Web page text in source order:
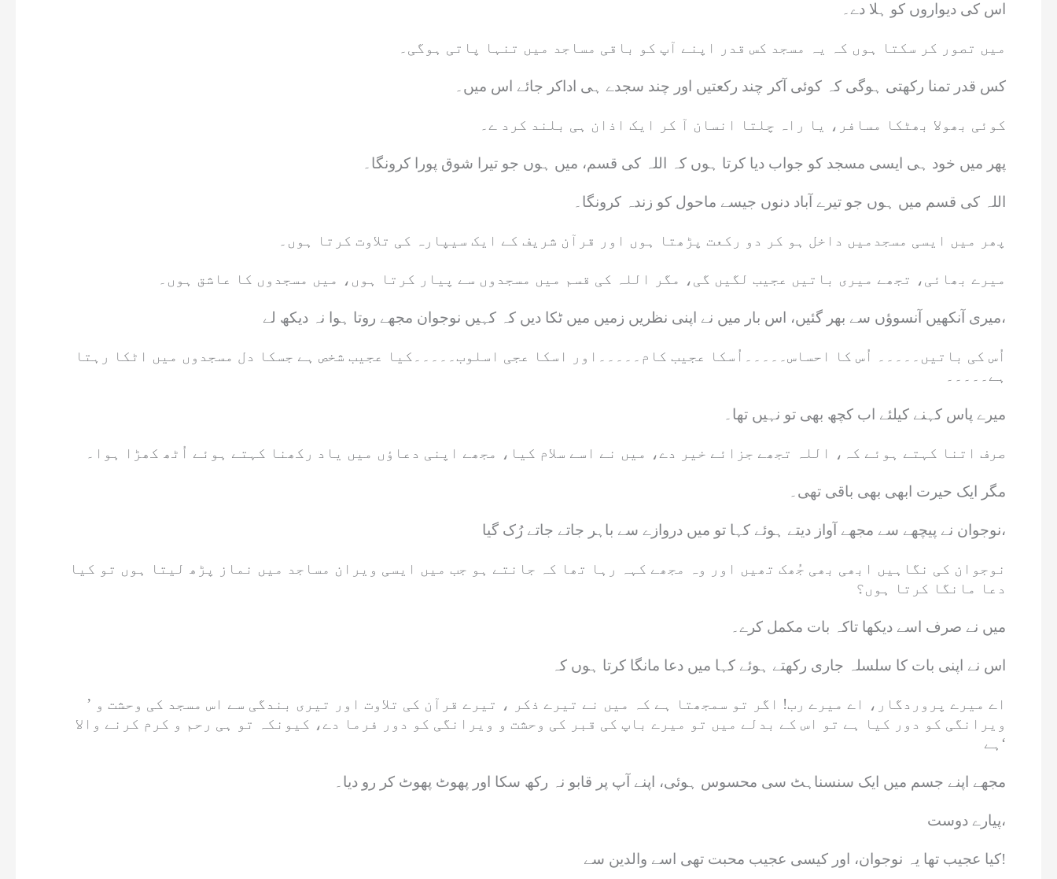
اس کی دیواروں کو ہلا دے۔
میں تصور کر سکتا ہوں کہ یہ مسجد کس قدر اپنے آپ کو باقی مساجد میں تنہا پاتی ہوگی۔
کس قدر تمنا رکھتی ہوگی کہ کوئی آکر چند رکعتیں اور چند سجدے ہی اداکر جائے اس میں۔
کوئی بھولا بھٹکا مسافر، یا راہ چلتا انسان آ کر ایک اذان ہی بلند کرد ے۔
پھر میں خود ہی ایسی مسجد کو جواب دیا کرتا ہوں کہ اللہ کی قسم، میں ہوں جو تیرا شوق پورا کرونگا۔
اللہ کی قسم میں ہوں جو تیرے آباد دنوں جیسے ماحول کو زندہ کرونگا۔
پھر میں ایسی مسجدمیں داخل ہو کر دو رکعت پڑھتا ہوں اور قرآن شریف کے ایک سیپارہ کی تلاوت کرتا ہوں۔
میرے بھائی، تجھے میری باتیں عجیب لگیں گی، مگر اللہ کی قسم میں مسجدوں سے پیار کرتا ہوں، میں مسجدوں کا عاشق ہوں۔
میری آنکھیں آنسوؤں سے بھر گئیں، اس بار میں نے اپنی نظریں زمیں میں ٹکا دیں کہ کہیں نوجوان مجھے روتا ہوا نہ دیکھ لے،
اُس کی باتیں۔۔۔۔۔ اُس کا احساس۔۔۔۔۔اُسکا عجیب کام۔۔۔۔۔اور اسکا عجی اسلوب۔۔۔۔۔کیا عجیب شخص ہے جسکا دل مسجدوں میں اٹکا رہتا
ہے۔۔۔۔۔
میرے پاس کہنے کیلئے اب کچھ بھی تو نہیں تھا۔
صرف اتنا کہتے ہوئے کہ، اللہ تجھے جزائے خیر دے، میں نے اسے سلام کیا، مجھے اپنی دعاؤں میں یاد رکھنا کہتے ہوئے اُٹھ کھڑا ہوا۔
مگر ایک حیرت ابھی بھی باقی تھی۔
نوجوان نے پیچھے سے مجھے آواز دیتے ہوئے کہا تو میں دروازے سے باہر جاتے جاتے رُک گیا،
نوجوان کی نگاہیں ابھی بھی جُھک تھیں اور وہ مجھے کہہ رہا تھا کہ جانتے ہو جب میں ایسی ویران مساجد میں نماز پڑھ لیتا ہوں تو کیا
دعا مانگا کرتا ہوں؟
میں نے صرف اسے دیکھا تاکہ بات مکمل کرے۔
اس نے اپنی بات کا سلسلہ جاری رکھتے ہوئے کہا میں دعا مانگا کرتا ہوں کہ
’ اے میرے پروردگار، اے میرے رب! اگر تو سمجھتا ہے کہ میں نے تیرے ذکر ، تیرے قرآن کی تلاوت اور تیری بندگی سے اس مسجد کی وحشت و
ویرانگی کو دور کیا ہے تو اس کے بدلے میں تو میرے باپ کی قبر کی وحشت و ویرانگی کو دور فرما دے، کیونکہ تو ہی رحم و کرم کرنے والا
ہے‘
مجھے اپنے جسم میں ایک سنسناہٹ سی محسوس ہوئی، اپنے آپ پر قابو نہ رکھ سکا اور پھوٹ پھوٹ کر رو دیا۔
پیارے دوست،
کیا عجیب تھا یہ نوجوان، اور کیسی عجیب محبت تھی اسے والدین سے!